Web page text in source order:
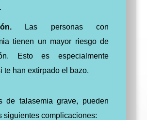
Las personas con
tienen un mayor riesgo de
Esto es especialmente
te han extirpado el bazo.
de talasemia grave, pueden
siguientes complicaciones: